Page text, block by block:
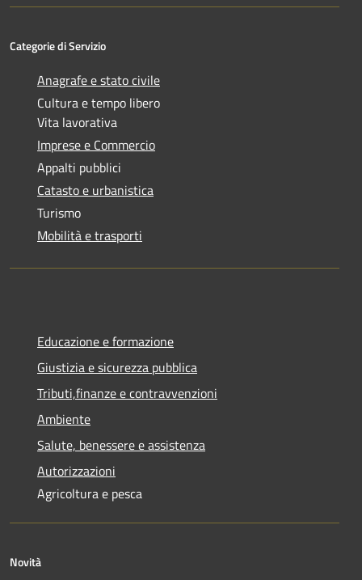
Categorie di Servizio
Anagrafe e stato civile
Cultura e tempo libero
Vita lavorativa
Imprese e Commercio
Appalti pubblici
Catasto e urbanistica
Turismo
Mobilità e trasporti
Educazione e formazione
Giustizia e sicurezza pubblica
Tributi,finanze e contravvenzioni
Ambiente
Salute, benessere e assistenza
Autorizzazioni
Agricoltura e pesca
Novità